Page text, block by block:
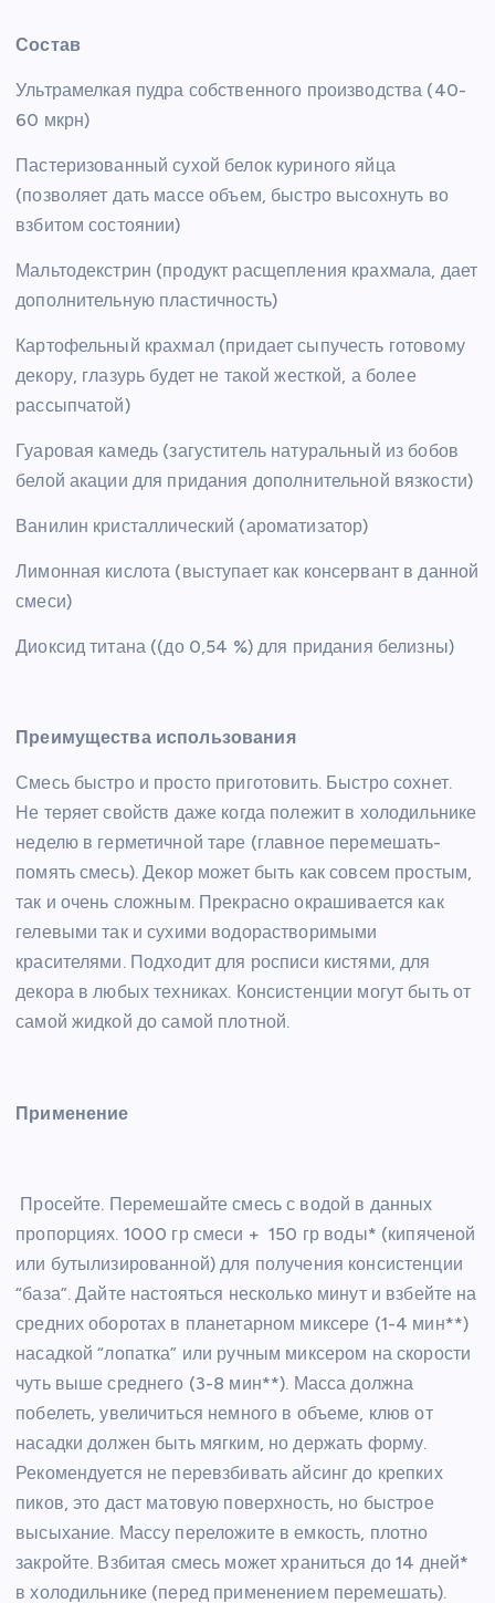
Состав
Ультрамелкая пудра собственного производства (40-
60 мкрн)
Пастеризованный сухой белок куриного яйца
(позволяет дать массе объем, быстро высохнуть во
взбитом состоянии)
Мальтодекстрин (продукт расщепления крахмала, дает
дополнительную пластичность)
Картофельный крахмал (придает сыпучесть готовому
декору, глазурь будет не такой жесткой, а более
рассыпчатой)
Гуаровая камедь (загуститель натуральный из бобов
белой акации для придания дополнительной вязкости)
Ванилин кристаллический (ароматизатор)
Лимонная кислота (выступает как консервант в данной
смеси)
Диоксид титана ((до 0,54 %) для придания белизны)
Преимущества использования
Смесь быстро и просто приготовить. Быстро сохнет.
Не теряет свойств даже когда полежит в холодильнике
неделю в герметичной таре (главное перемешать-
помять смесь). Декор может быть как совсем простым,
так и очень сложным. Прекрасно окрашивается как
гелевыми так и сухими водорастворимыми
красителями. Подходит для росписи кистями, для
декора в любых техниках. Консистенции могут быть от
самой жидкой до самой плотной.
Применение
Просейте. Перемешайте смесь с водой в данных
пропорциях. 1000 гр смеси + 150 гр воды* (кипяченой
или бутылизированной) для получения консистенции
“база”. Дайте настояться несколько минут и взбейте на
средних оборотах в планетарном миксере (1-4 мин**)
насадкой “лопатка” или ручным миксером на скорости
чуть выше среднего (3-8 мин**). Масса должна
побелеть, увеличиться немного в объеме, клюв от
насадки должен быть мягким, но держать форму.
Рекомендуется не перевзбивать айсинг до крепких
пиков, это даст матовую поверхность, но быстрое
высыхание. Массу переложите в емкость, плотно
закройте. Взбитая смесь может храниться до 14 дней*
в холодильнике (перед применением перемешать).